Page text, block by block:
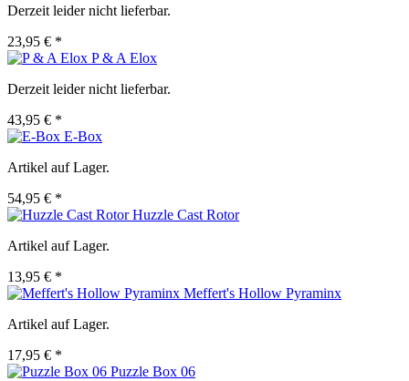
Derzeit leider nicht lieferbar.
23,95 € *
P & A Elox
Derzeit leider nicht lieferbar.
43,95 € *
E-Box
Artikel auf Lager.
54,95 € *
Huzzle Cast Rotor
Artikel auf Lager.
13,95 € *
Meffert's Hollow Pyraminx
Artikel auf Lager.
17,95 € *
Puzzle Box 06